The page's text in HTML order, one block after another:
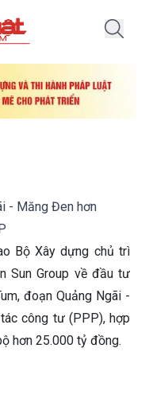
- Măng Đen hơn
Bộ Xây dựng chủ trì
Sun Group về đầu tư
đoạn Quảng Ngãi -
công tư (PPP), hợp
hơn 25.000 tỷ đồng.